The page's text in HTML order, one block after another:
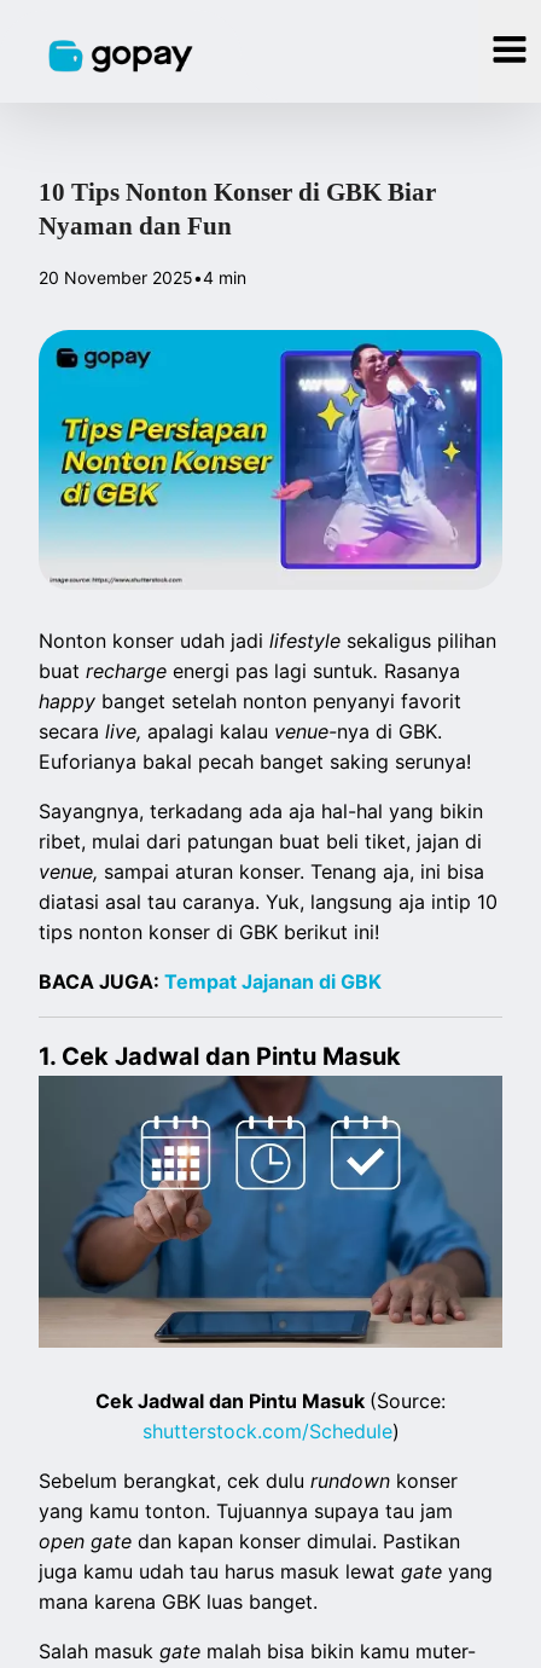
10 Tips Nonton Konser di GBK Biar
Nyaman dan Fun
20 November 2025•4 min
Nonton konser udah jadilifestyle sekaligus pilihan
buatrechargeenergi pas lagi suntuk. Rasanya
happy banget setelah nonton penyanyi favorit
secaralive,apalagi kalau venue-nya di GBK.
Euforianya bakal pecah banget saking serunya!
Sayangnya, terkadang ada aja hal-hal yang bikin
ribet, mulai dari patungan buat beli tiket, jajan di
venue, sampai aturan konser. Tenang aja, ini bisa
diatasi asal tau caranya. Yuk, langsung aja intip 10
tips nonton konser di GBK berikut ini!
BACA JUGA:Tempat Jajanan di GBK
1. Cek Jadwal dan Pintu Masuk
Cek Jadwal dan Pintu Masuk (Source:
shutterstock.com/Schedule)
Sebelum berangkat, cek dulurundown konser
yang kamu tonton. Tujuannya supaya tau jam
open gate dan kapan konser dimulai. Pastikan
juga kamu udah tau harus masuk lewatgateyang
mana karena GBK luas banget.
Salah masukgate malah bisa bikin kamu muter-